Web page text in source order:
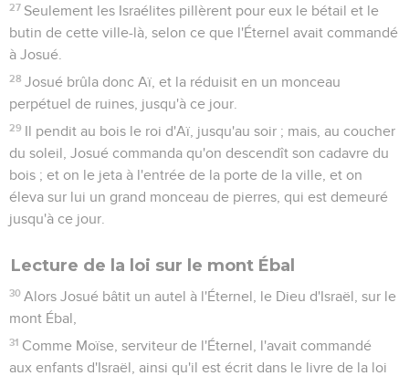
27 Seulement les Israélites pillèrent pour eux le bétail et le
butin de cette ville-là, selon ce que l'Éternel avait commandé
à Josué.
28 Josué brûla donc Aï, et la réduisit en un monceau
perpétuel de ruines, jusqu'à ce jour.
29 Il pendit au bois le roi d'Aï, jusqu'au soir ; mais, au coucher
du soleil, Josué commanda qu'on descendît son cadavre du
bois ; et on le jeta à l'entrée de la porte de la ville, et on
éleva sur lui un grand monceau de pierres, qui est demeuré
jusqu'à ce jour.
Lecture de la loi sur le mont Ébal
30 Alors Josué bâtit un autel à l'Éternel, le Dieu d'Israël, sur le
mont Ébal,
31 Comme Moïse, serviteur de l'Éternel, l'avait commandé
aux enfants d'Israël, ainsi qu'il est écrit dans le livre de la loi